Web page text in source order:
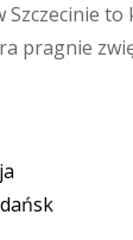
to
pragnie